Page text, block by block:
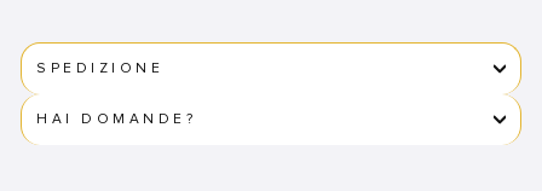
SPEDIZIONE
HAI DOMANDE?